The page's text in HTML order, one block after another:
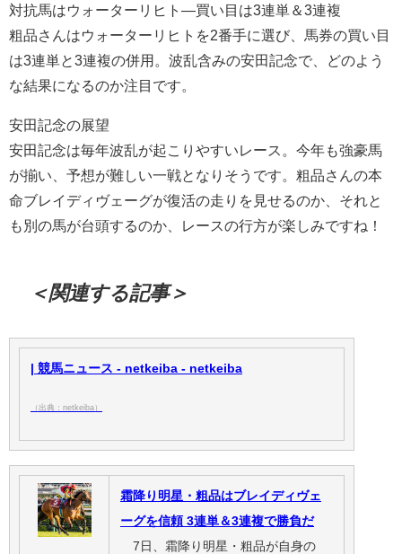
対抗馬はウォーターリヒト—買い目は3連単＆3連複
粗品さんはウォーターリヒトを2番手に選び、馬券の買い目
は3連単と3連複の併用。波乱含みの安田記念で、どのよう
な結果になるのか注目です。
安田記念の展望
安田記念は毎年波乱が起こりやすいレース。今年も強豪馬
が揃い、予想が難しい一戦となりそうです。粗品さんの本
命ブレイディヴェーグが復活の走りを見せるのか、それと
も別の馬が台頭するのか、レースの行方が楽しみですね！
＜関連する記事＞
| 競馬ニュース - netkeiba - netkeiba
（出典：netkeiba）
霜降り明星・粗品はブレイディヴェ
ーグを信頼 3連単＆3連複で勝負だ
7日、霜降り明星・粗品が自身の